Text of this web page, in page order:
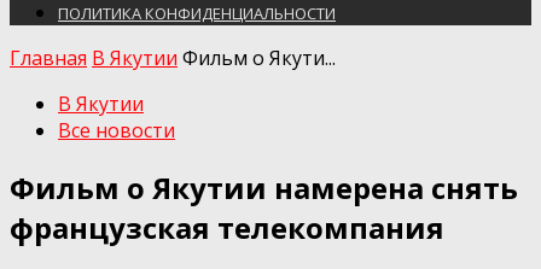
ПОЛИТИКА КОНФИДЕНЦИАЛЬНОСТИ
Главная В Якутии Фильм о Якути...
В Якутии
Все новости
Фильм о Якутии намерена снять
французская телекомпания